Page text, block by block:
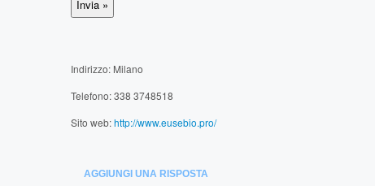
Indirizzo: Milano
Telefono: 338 3748518
Sito web:http://www.eusebio.pro/
AGGIUNGI UNA RISPOSTA